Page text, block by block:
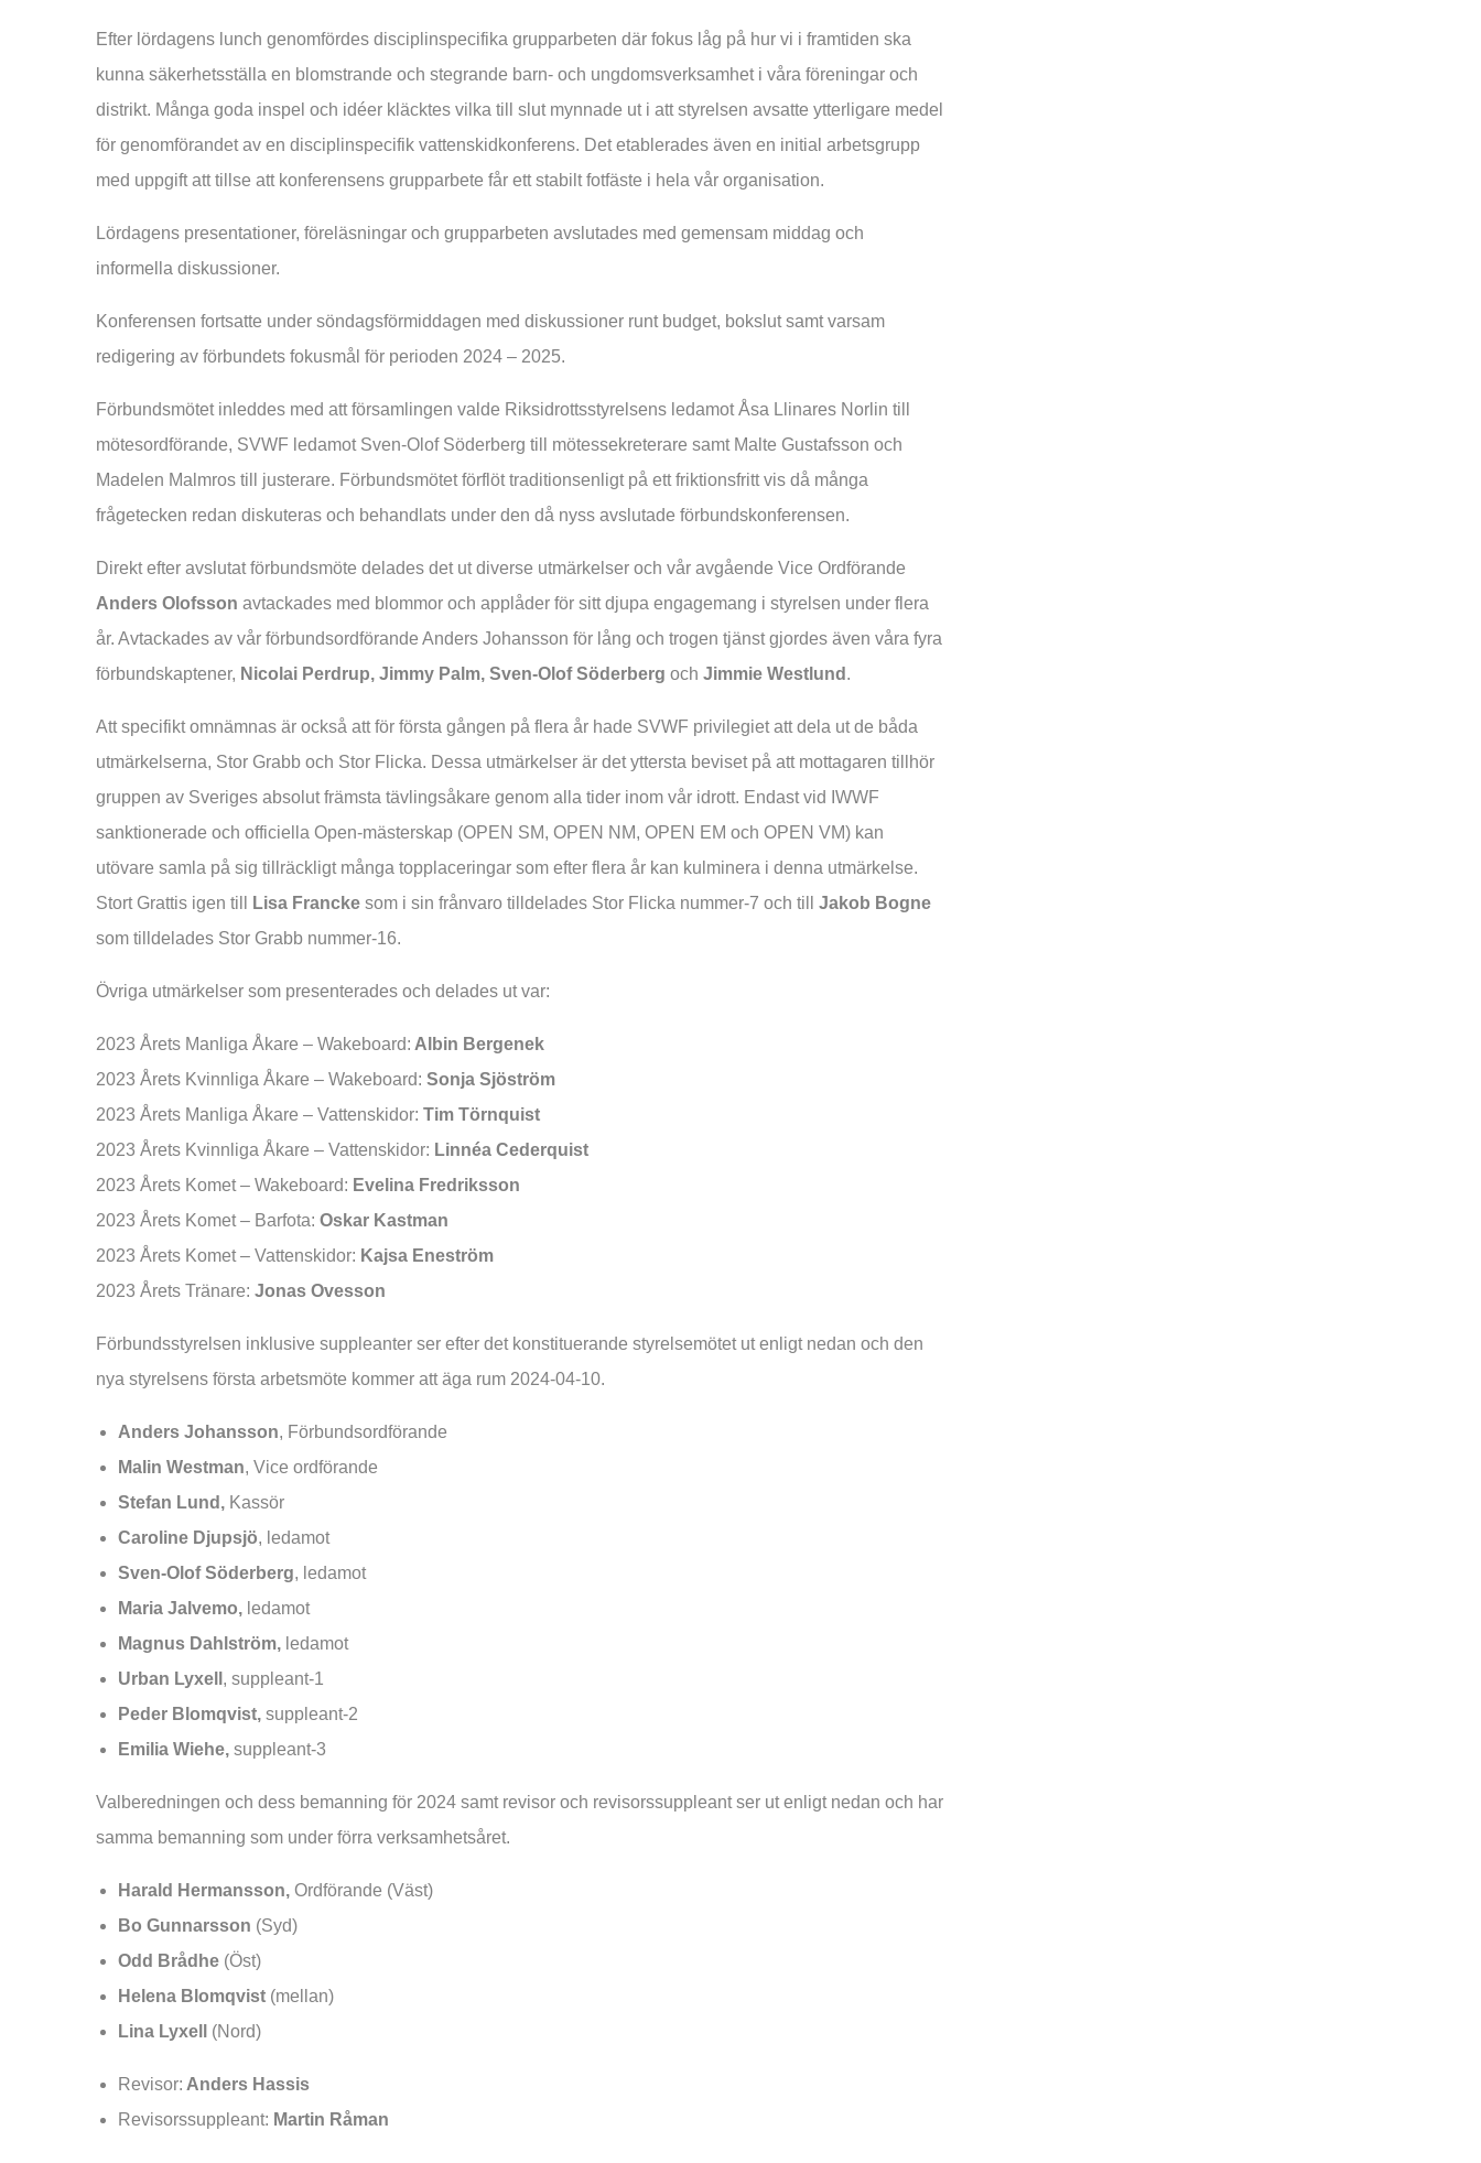
Efter lördagens lunch genomfördes disciplinspecifika grupparbeten där fokus låg på hur vi i framtiden ska
kunna säkerhetsställa en blomstrande och stegrande barn- och ungdomsverksamhet i våra föreningar och
distrikt. Många goda inspel och idéer kläcktes vilka till slut mynnade ut i att styrelsen avsatte ytterligare medel
för genomförandet av en disciplinspecifik vattenskidkonferens. Det etablerades även en initial arbetsgrupp
med uppgift att tillse att konferensens grupparbete får ett stabilt fotfäste i hela vår organisation.
Lördagens presentationer, föreläsningar och grupparbeten avslutades med gemensam middag och
informella diskussioner.
Konferensen fortsatte under söndagsförmiddagen med diskussioner runt budget, bokslut samt varsam
redigering av förbundets fokusmål för perioden 2024 – 2025.
Förbundsmötet inleddes med att församlingen valde Riksidrottsstyrelsens ledamot Åsa Llinares Norlin till
mötesordförande, SVWF ledamot Sven-Olof Söderberg till mötessekreterare samt Malte Gustafsson och
Madelen Malmros till justerare. Förbundsmötet förflöt traditionsenligt på ett friktionsfritt vis då många
frågetecken redan diskuteras och behandlats under den då nyss avslutade förbundskonferensen.
Direkt efter avslutat förbundsmöte delades det ut diverse utmärkelser och vår avgående Vice Ordförande
Anders Olofsson avtackades med blommor och applåder för sitt djupa engagemang i styrelsen under flera
år. Avtackades av vår förbundsordförande Anders Johansson för lång och trogen tjänst gjordes även våra fyra
förbundskaptener, Nicolai Perdrup, Jimmy Palm, Sven-Olof Söderberg och Jimmie Westlund .
Att specifikt omnämnas är också att för första gången på flera år hade SVWF privilegiet att dela ut de båda
utmärkelserna, Stor Grabb och Stor Flicka. Dessa utmärkelser är det yttersta beviset på att mottagaren tillhör
gruppen av Sveriges absolut främsta tävlingsåkare genom alla tider inom vår idrott. Endast vid IWWF
sanktionerade och officiella Open-mästerskap (OPEN SM, OPEN NM, OPEN EM och OPEN VM) kan
utövare samla på sig tillräckligt många topplaceringar som efter flera år kan kulminera i denna utmärkelse.
Stort Grattis igen till
Lisa Francke som i sin frånvaro tilldelades Stor Flicka nummer-7 och till Jakob Bogne
som tilldelades Stor Grabb nummer-16.
Övriga utmärkelser som presenterades och delades ut var:
2023 Årets Manliga Åkare – Wakeboard: Albin Bergenek
2023 Årets Kvinnliga Åkare – Wakeboard: Sonja Sjöström
2023 Årets Manliga Åkare – Vattenskidor: Tim Törnquist
2023 Årets Kvinnliga Åkare – Vattenskidor: Linnéa Cederquist
2023 Årets Komet – Wakeboard: Evelina Fredriksson
2023 Årets Komet – Barfota: Oskar Kastman
2023 Årets Komet – Vattenskidor: Kajsa Eneström
2023 Årets Tränare: Jonas Ovesson
Förbundsstyrelsen inklusive suppleanter ser efter det konstituerande styrelsemötet ut enligt nedan och den
nya styrelsens första arbetsmöte kommer att äga rum 2024-04-10.
Anders Johansson, Förbundsordförande
Malin Westman, Vice ordförande
Stefan Lund, Kassör
Caroline Djupsjö, ledamot
Sven-Olof Söderberg, ledamot
Maria Jalvemo, ledamot
Magnus Dahlström, ledamot
Urban Lyxell , suppleant-1
Peder Blomqvist, suppleant-2
Emilia Wiehe, suppleant-3
Valberedningen och dess bemanning för 2024 samt revisor och revisorssuppleant ser ut enligt nedan och har
samma bemanning som under förra verksamhetsåret.
Harald Hermansson, Ordförande (Väst)
Bo Gunnarsson (Syd)
Odd Brådhe (Öst)
Helena Blomqvist (mellan)
Lina Lyxell
(Nord)
Revisor: Anders Hassis
Revisorssuppleant: Martin Råman